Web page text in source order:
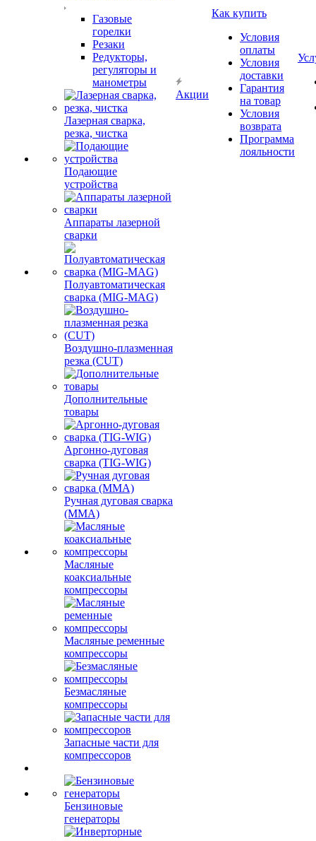
Газовые
горелки
Резаки
Редукторы,
регуляторы и
манометры
Лазерная сварка,
резка, чистка
Подающие
устройства
Аппараты лазерной
сварки
Полуавтоматическая
сварка (MIG-MAG)
Воздушно-плазменная
резка (CUT)
Дополнительные
товары
Аргонно-дуговая
сварка (TIG-WIG)
Ручная дуговая сварка
(MMA)
Масляные
коаксиальные
компрессоры
Масляные ременные
компрессоры
Безмасляные
компрессоры
Запасные части для
компрессоров
Бензиновые
генераторы
Акции
Как купить
Условия
оплаты
Условия
доставки
Гарантия
на товар
Условия
возврата
Программа
лояльности